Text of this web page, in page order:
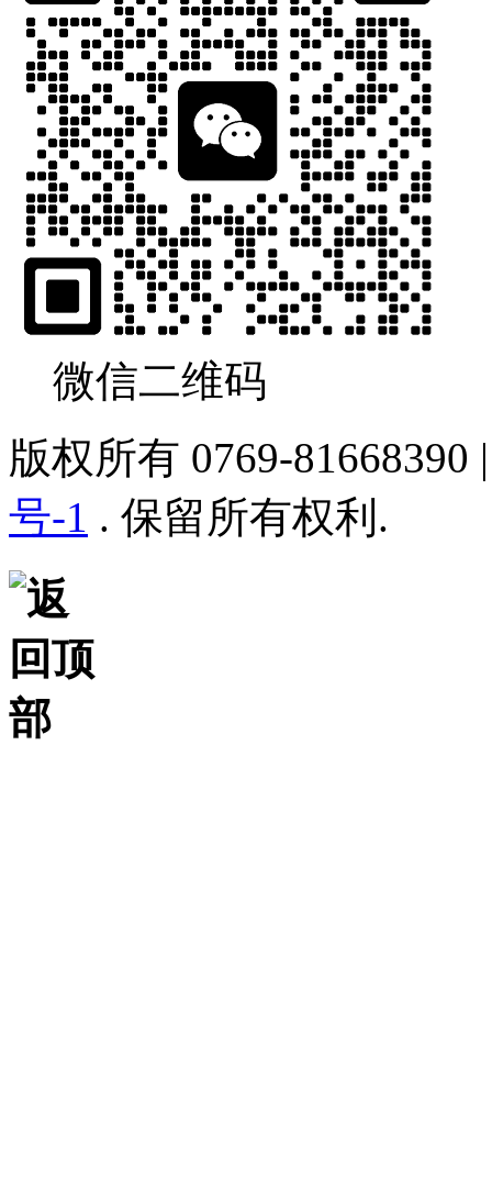
微信二维码
版权所有 0769-81668390
号-1 . 保留所有权利.